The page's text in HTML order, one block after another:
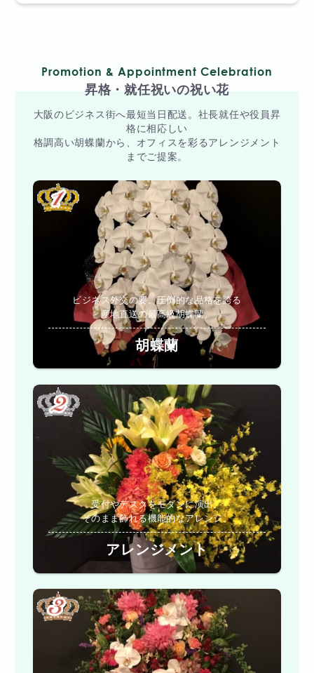
Promotion & Appointment Celebration
昇格・就任祝いの祝い花
大阪のビジネス街へ最短当日配送。社長就任や役員昇
格に相応しい
格調高い胡蝶蘭から、オフィスを彩るアレンジメント
までご提案。
ビジネス外交の要。圧倒的な品格を誇る
産地直送の最高級胡蝶蘭。
胡蝶蘭
受付やデスクをモダンに演出。
そのまま飾れる機能的なアレンジ。
アレンジメント